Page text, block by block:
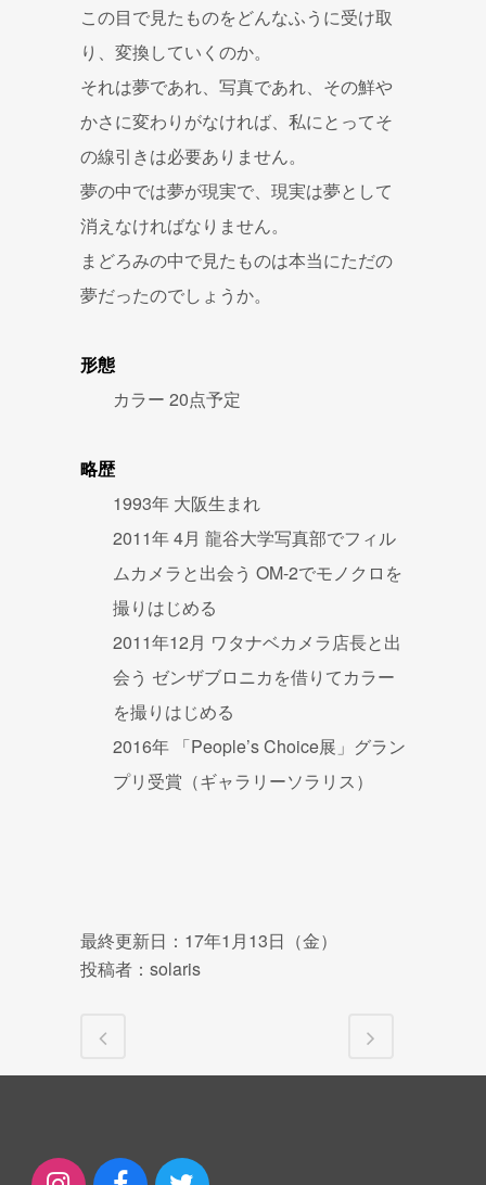
この目で見たものをどんなふうに受け取
り、変換していくのか。
それは夢であれ、写真であれ、その鮮や
かさに変わりがなければ、私にとってそ
の線引きは必要ありません。
夢の中では夢が現実で、現実は夢として
消えなければなりません。
まどろみの中で見たものは本当にただの
夢だったのでしょうか。
形態
カラー 20点予定
略歴
1993年 大阪生まれ
2011年 4月 龍谷大学写真部でフィル
ムカメラと出会う OM-2でモノクロを
撮りはじめる
2011年12月 ワタナベカメラ店長と出
会う ゼンザブロニカを借りてカラー
を撮りはじめる
2016年 「People’s Choice展」グラン
プリ受賞（ギャラリーソラリス）
最終更新日：17年1月13日（金）
投稿者：solaris